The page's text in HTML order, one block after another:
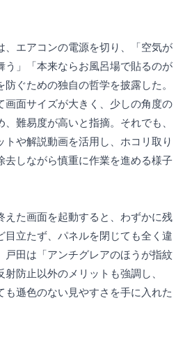
、エアコンの電源を切り、「空気が
う」「本来ならお風呂場で貼るのが
ぐための独自の哲学を披露した。
画面サイズが大きく、少しの角度の
難易度が高いと指摘。それでも、
や解説動画を活用し、ホコリ取り
去しながら慎重に作業を進める様子
えた画面を起動すると、わずかに残
目立たず、パネルを閉じても全く違
戸田は「アンチグレアのほうが指紋
防止以外のメリットも強調し、
も遜色のない見やすさを手に入れた